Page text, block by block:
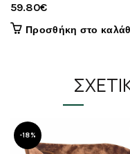
59.80€
Προσθήκη στο
-18%